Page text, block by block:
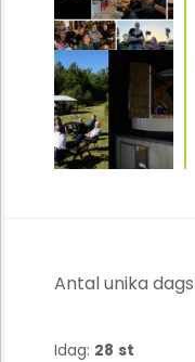
Antal unika
Idag: 28 st